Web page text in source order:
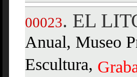
00023. EL
Anual, Museo
Escultura,